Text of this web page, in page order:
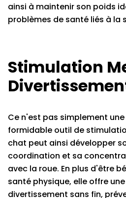
ainsi à maintenir son poids
problèmes de santé liés à la
Stimulation
Ce n'est pas simplement
formidable outil de
chat peut ainsi développer
coordination et sa
avec la roue. En plus d'être
santé physique, elle offre
divertissement sans fin,